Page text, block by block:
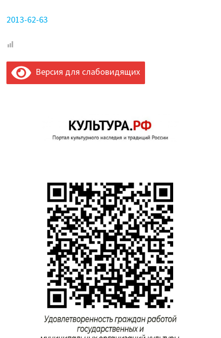
2013-62-63
Версия для слабовидящих